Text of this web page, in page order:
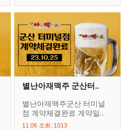
별난아재맥주 군산터..
별난아재맥주군산 터미널
점 계약체결완료 계약일..
11.06 조회: 1013